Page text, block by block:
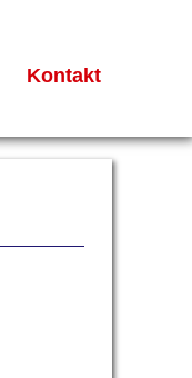
Kontakt